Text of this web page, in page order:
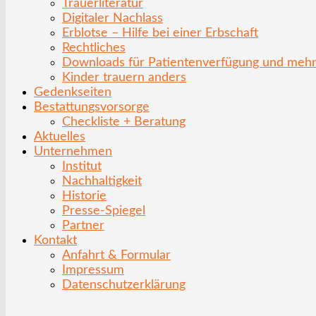
Trauerliteratur
Digitaler Nachlass
Erblotse – Hilfe bei einer Erbschaft
Rechtliches
Downloads für Patientenverfügung und mehr
Kinder trauern anders
Gedenkseiten
Bestattungsvorsorge
Checkliste + Beratung
Aktuelles
Unternehmen
Institut
Nachhaltigkeit
Historie
Presse-Spiegel
Partner
Kontakt
Anfahrt & Formular
Impressum
Datenschutzerklärung